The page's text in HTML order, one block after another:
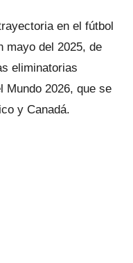
en el fútbol
mayo del 2025, de
eliminatorias
Mundo 2026, que se
y Canadá.